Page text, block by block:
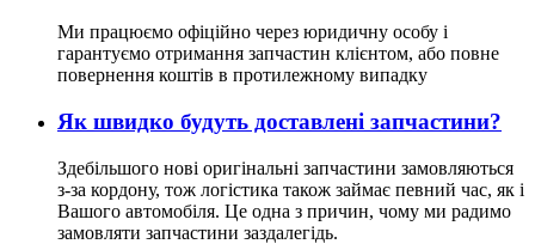
Ми працюємо офіційно через юридичну особу і
гарантуємо отримання запчастин клієнтом, або повне
повернення коштів в протилежному випадку
Як швидко будуть доставлені запчастини?
Здебільшого нові оригінальні запчастини замовляються
з-за кордону, тож логістика також займає певний час, як і
Вашого автомобіля. Це одна з причин, чому ми радимо
замовляти запчастини заздалегідь.